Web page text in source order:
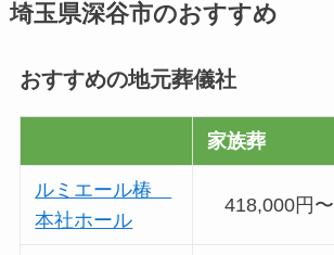
埼玉県深谷市のおすすめ
おすすめの地元葬儀社
家族葬
ルミエール椿
本社ホール
418,000円〜